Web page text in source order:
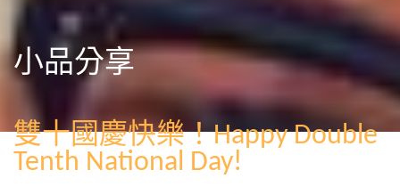
小品分享
雙十國慶快樂！Happy Double
Tenth National Day!